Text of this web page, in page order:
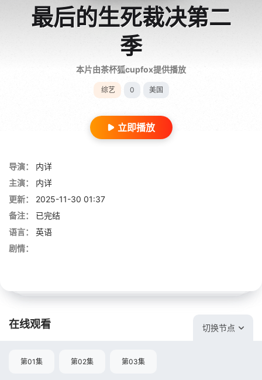
最后的生死裁决第二
季
本片由茶杯狐cupfox提供播放
综艺 0 美国
立即播放
导演：
内详
主演：
内详
更新：
2025-11-30 01:37
备注：
已完结
语言：
英语
剧情：
在线观看 切换节点
第01集 第02集 第03集